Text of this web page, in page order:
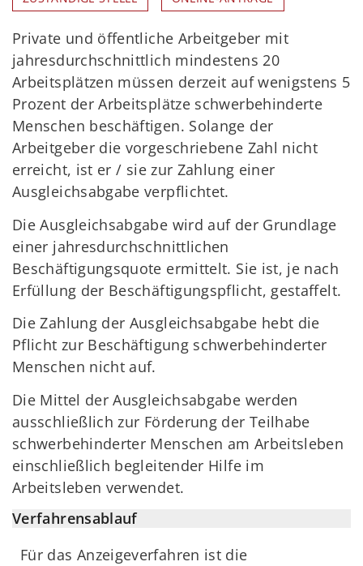
Private und öffentliche Arbeitgeber mit
jahresdurchschnittlich mindestens 20
Arbeitsplätzen müssen derzeit auf wenigstens 5
Prozent der Arbeitsplätze schwerbehinderte
Menschen beschäftigen. Solange der
Arbeitgeber die vorgeschriebene Zahl nicht
erreicht, ist er / sie zur Zahlung einer
Ausgleichsabgabe verpflichtet.
Die Ausgleichsabgabe wird auf der Grundlage
einer jahresdurchschnittlichen
Beschäftigungsquote ermittelt. Sie ist, je nach
Erfüllung der Beschäftigungspflicht, gestaffelt.
Die Zahlung der Ausgleichsabgabe hebt die
Pflicht zur Beschäftigung schwerbehinderter
Menschen nicht auf.
Die Mittel der Ausgleichsabgabe werden
ausschließlich zur Förderung der Teilhabe
schwerbehinderter Menschen am Arbeitsleben
einschließlich begleitender Hilfe im
Arbeitsleben verwendet.
Verfahrensablauf
Für das Anzeigeverfahren ist die